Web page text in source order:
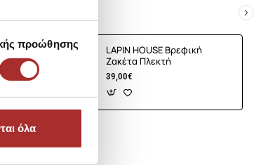
προώθησης
όλα
LAPIN HOUSE Βρεφική
Ζακέτα Πλεκτή
39,00€